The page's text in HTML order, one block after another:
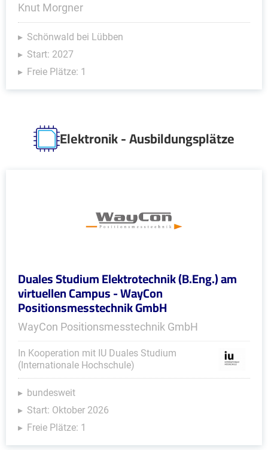
Knut Morgner
Schönwald bei Lübben
Start: 2027
Freie Plätze: 1
Elektronik - Ausbildungsplätze
Duales Studium Elektrotechnik (B.Eng.) am
virtuellen Campus - WayCon
Positionsmesstechnik GmbH
WayCon Positionsmesstechnik GmbH
In Kooperation mit IU Duales Studium
(Internationale Hochschule)
bundesweit
Start: Oktober 2026
Freie Plätze: 1